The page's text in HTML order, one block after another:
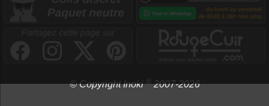
© Copyright Inoki ®2007-2026